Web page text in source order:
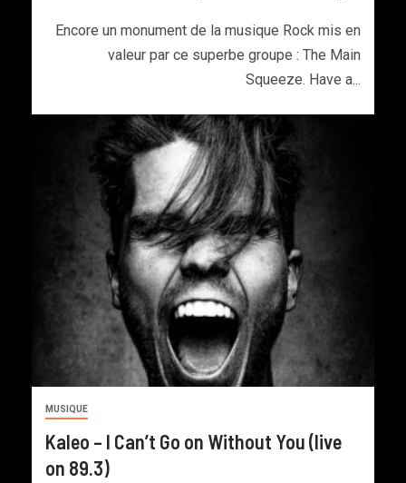
Encore un monument de la musique Rock mis en
valeur par ce superbe groupe : The Main
Squeeze. Have a...
MUSIQUE
Kaleo – I Can’t Go on Without You (live
on 89.3)